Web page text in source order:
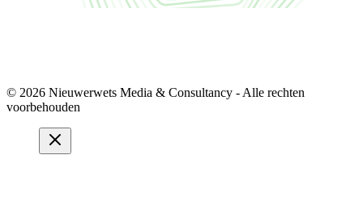
© 2026 Nieuwerwets Media & Consultancy - Alle rechten
voorbehouden